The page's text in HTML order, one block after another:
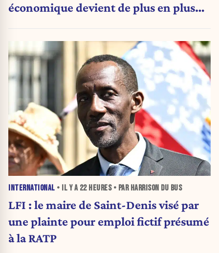
économique devient de plus en plus
INTERNATIONAL • IL Y A 22 HEURES• PAR HARRISON DU BUS
LFI : le maire de Saint-Denis visé par
une plainte pour emploi fictif présumé
à la RATP